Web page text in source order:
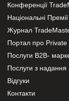
Конференції
Національні Премії
Журнал
Портал про Private
Послуги В2В-
Послуги з надання
Відгуки
Контакти